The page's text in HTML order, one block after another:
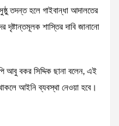
সুষ্ঠু তদন্ত হলে গাইবান্ধা আদালতের
শাস্তির দাবি জানানো
আবু বকর সিদ্দিক ছানা বলেন, এই
আইনি ব্যবস্থা নেওয়া হবে।